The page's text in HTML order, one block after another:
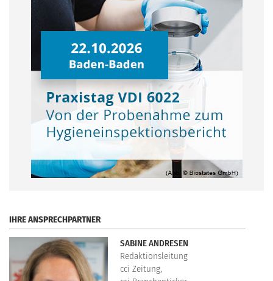
IHRE ANSPRECHPARTNER
SABINE ANDRESEN
Redaktionsleitung
cci Zeitung,